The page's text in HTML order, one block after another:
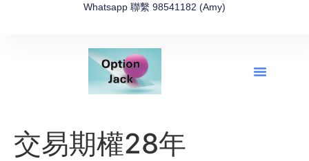
Whatsapp 聯繫 98541182 (Amy)
交易期權28年